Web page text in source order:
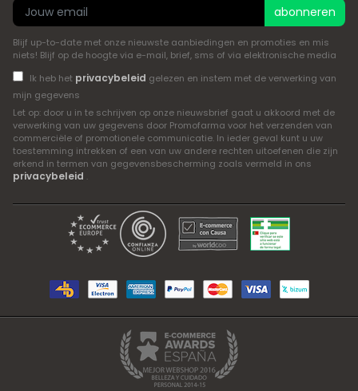
abonneren
Blijf up-to-date met onze nieuwste aanbiedingen en promoties en mis
niets! Blijf op de hoogte via e-mail, brief, sms of via elektronische media
Ik heb het privacybeleid gelezen en instem met de verwerking van
mijn gegevens
Let op: door u in te schrijven op onze nieuwsbrief gaat u akkoord met de
verwerking van uw gegevens door Promofarma voor het verzenden van
commerciële of promotionele communicatie. In ieder geval kunt u uw
toestemming intrekken of een van uw andere rechten uitoefenen die zijn
erkend in termen van gegevensbescherming zoals vermeld in ons
privacybeleid .